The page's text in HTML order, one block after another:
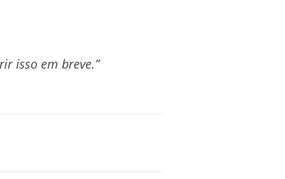
isso em breve.”